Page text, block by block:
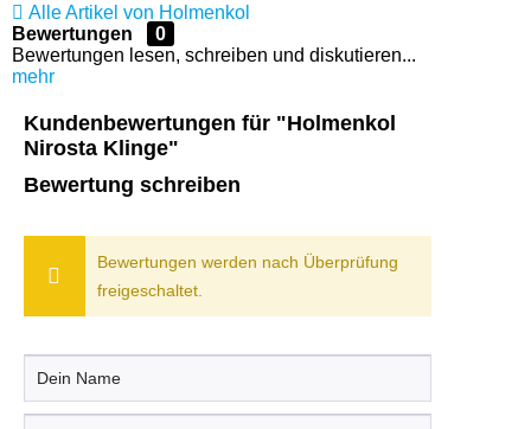
Alle Artikel von Holmenkol
Bewertungen
0
Bewertungen lesen, schreiben und diskutieren...
mehr
Kundenbewertungen für "Holmenkol
Nirosta Klinge"
Bewertung schreiben
Bewertungen werden nach Überprüfung
freigeschaltet.